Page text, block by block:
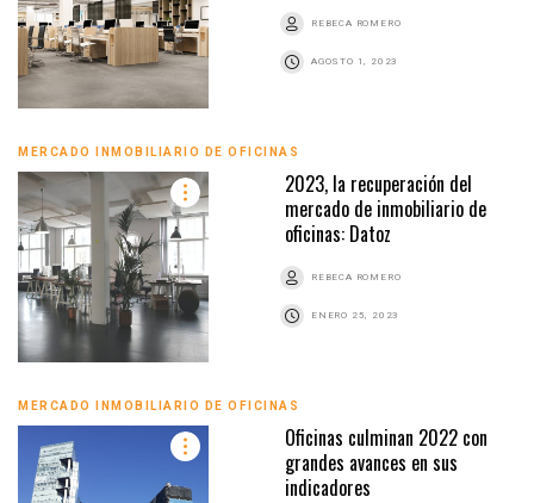
REBECA ROMERO
AGOSTO 1, 2023
MERCADO INMOBILIARIO DE OFICINAS
2023, la recuperación del
mercado de inmobiliario de
oficinas: Datoz
REBECA ROMERO
ENERO 25, 2023
MERCADO INMOBILIARIO DE OFICINAS
Oficinas culminan 2022 con
grandes avances en sus
indicadores